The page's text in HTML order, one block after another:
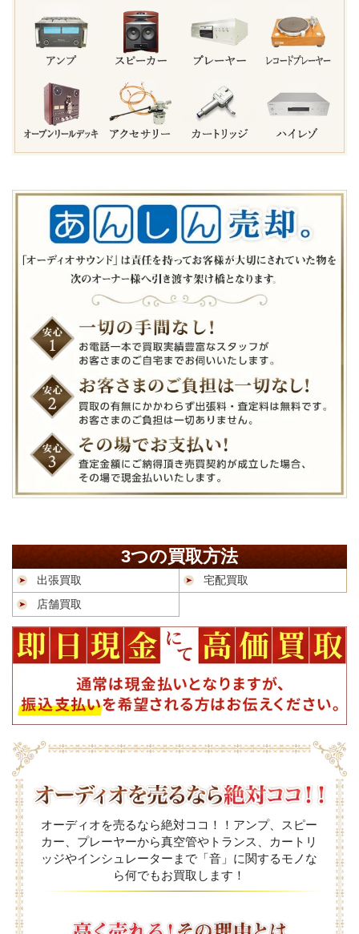
3つの買取方法
出張買取
宅配買取
店舗買取
オーディオを売るなら絶対ココ！！アンプ、スピー
カー、プレーヤーから真空管やトランス、カートリ
ッジやインシュレーターまで「音」に関するモノな
ら何でもお買取します！